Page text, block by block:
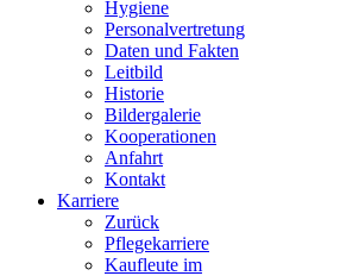
Hygiene
Personalvertretung
Daten und Fakten
Leitbild
Historie
Bildergalerie
Kooperationen
Anfahrt
Kontakt
Karriere
Zurück
Pflegekarriere
Kaufleute im